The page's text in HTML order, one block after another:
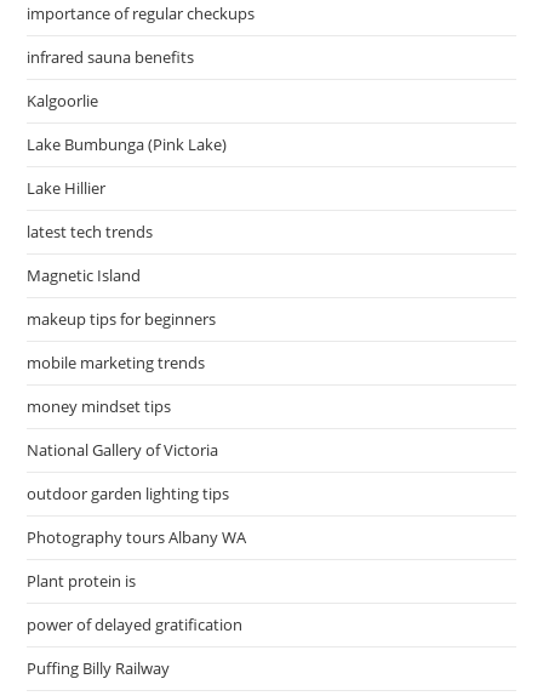
importance of regular checkups
infrared sauna benefits
Kalgoorlie
Lake Bumbunga (Pink Lake)
Lake Hillier
latest tech trends
Magnetic Island
makeup tips for beginners
mobile marketing trends
money mindset tips
National Gallery of Victoria
outdoor garden lighting tips
Photography tours Albany WA
Plant protein is
power of delayed gratification
Puffing Billy Railway